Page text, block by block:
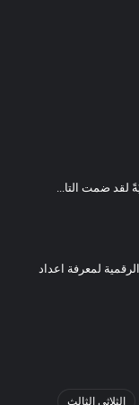
لمعرفة اعداد
الثلاثي الثالث